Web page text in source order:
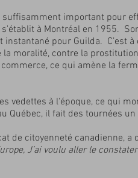
important pour
à Montréal en 1955.
pour Guilda. C’est
la moralité, contre la
ce qui amène la
vedettes à l'époque, ce qui
Québec, il fait des tournées
de citoyenneté canadienne, a
J’ai voulu aller le